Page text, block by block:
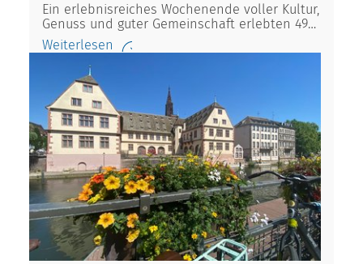
Ein erlebnisreiches Wochenende voller Kultur,
Genuss und guter Gemeinschaft erlebten 49…
Weiterlesen